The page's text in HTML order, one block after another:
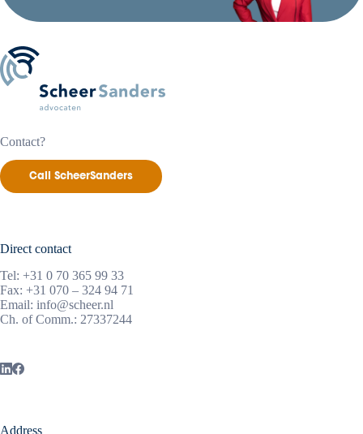
Contact?
Call ScheerSanders
Direct contact
Tel: +31 0 70 365 99 33
Fax: +31 070 – 324 94 71
Email: info@scheer.nl
Ch. of Comm.: 27337244
Address